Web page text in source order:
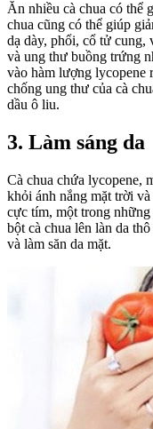
Ăn nhiều cà chua có thể
chua cũng có thể giúp
dạ dày, phổi, cổ tử cung,
và ung thư buồng trứng
vào hàm lượng lycopene
chống ung thư của cà
dầu ô liu.
3. Làm sáng da
Cà chua chứa lycopene,
khỏi ánh nắng mặt trời
cực tím, một trong những
bột cà chua lên làn da
và làm săn da mặt.